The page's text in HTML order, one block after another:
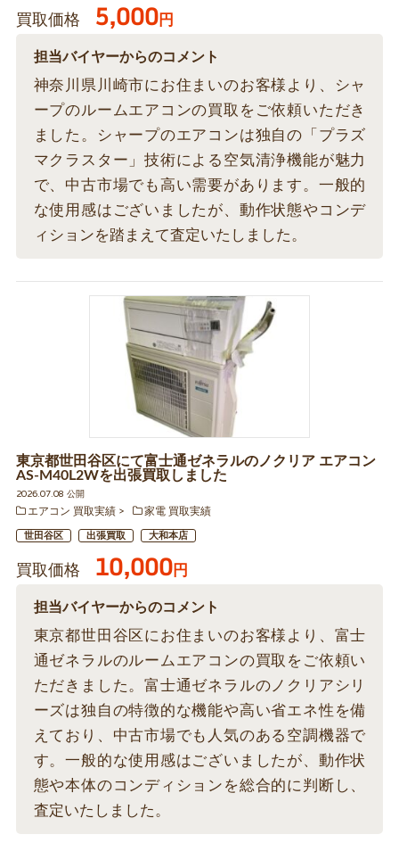
買取価格 5,000円
担当バイヤーからのコメント
神奈川県川崎市にお住まいのお客様より、シャ
ープのルームエアコンの買取をご依頼いただき
ました。シャープのエアコンは独自の「プラズ
マクラスター」技術による空気清浄機能が魅力
で、中古市場でも高い需要があります。一般的
な使用感はございましたが、動作状態やコンデ
ィションを踏まえて査定いたしました。
東京都世田谷区にて富士通ゼネラルのノクリア エアコン
AS-M40L2Wを出張買取しました
2026.07.08 公開
エアコン 買取実績
家電 買取実績
世田谷区 出張買取 大和本店
買取価格 10,000円
担当バイヤーからのコメント
東京都世田谷区にお住まいのお客様より、富士
通ゼネラルのルームエアコンの買取をご依頼い
ただきました。富士通ゼネラルのノクリアシリ
ーズは独自の特徴的な機能や高い省エネ性を備
えており、中古市場でも人気のある空調機器で
す。一般的な使用感はございましたが、動作状
態や本体のコンディションを総合的に判断し、
査定いたしました。